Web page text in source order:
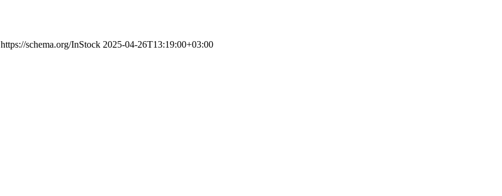
https://schema.org/InStock 2025-04-26T13:19:00+03:00